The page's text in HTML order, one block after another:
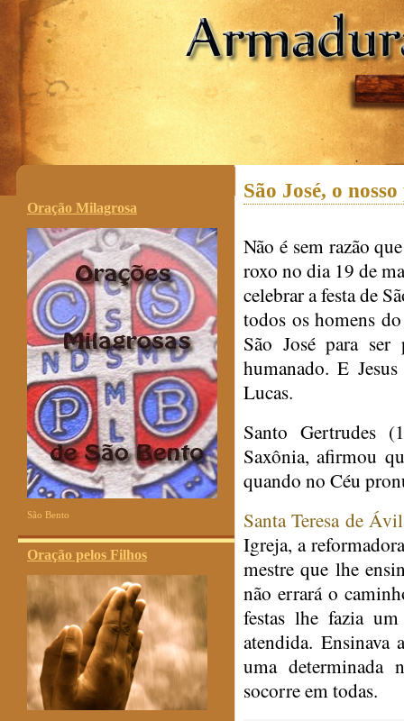
.
Oração Milagrosa
São Bento
Oração pelos Filhos
São José, o
Não é sem razão
roxo no dia 19 de
celebrar a festa de
todos os homens
São José para
humanado. E
Lucas.
Santo Gertrudes
Saxônia, afirmou
quando no Céu
Santa Teresa de
Igreja, a
mestre que lhe
não errará o
festas lhe fazia
atendida. Ensinava
uma determinada
socorre em todas.